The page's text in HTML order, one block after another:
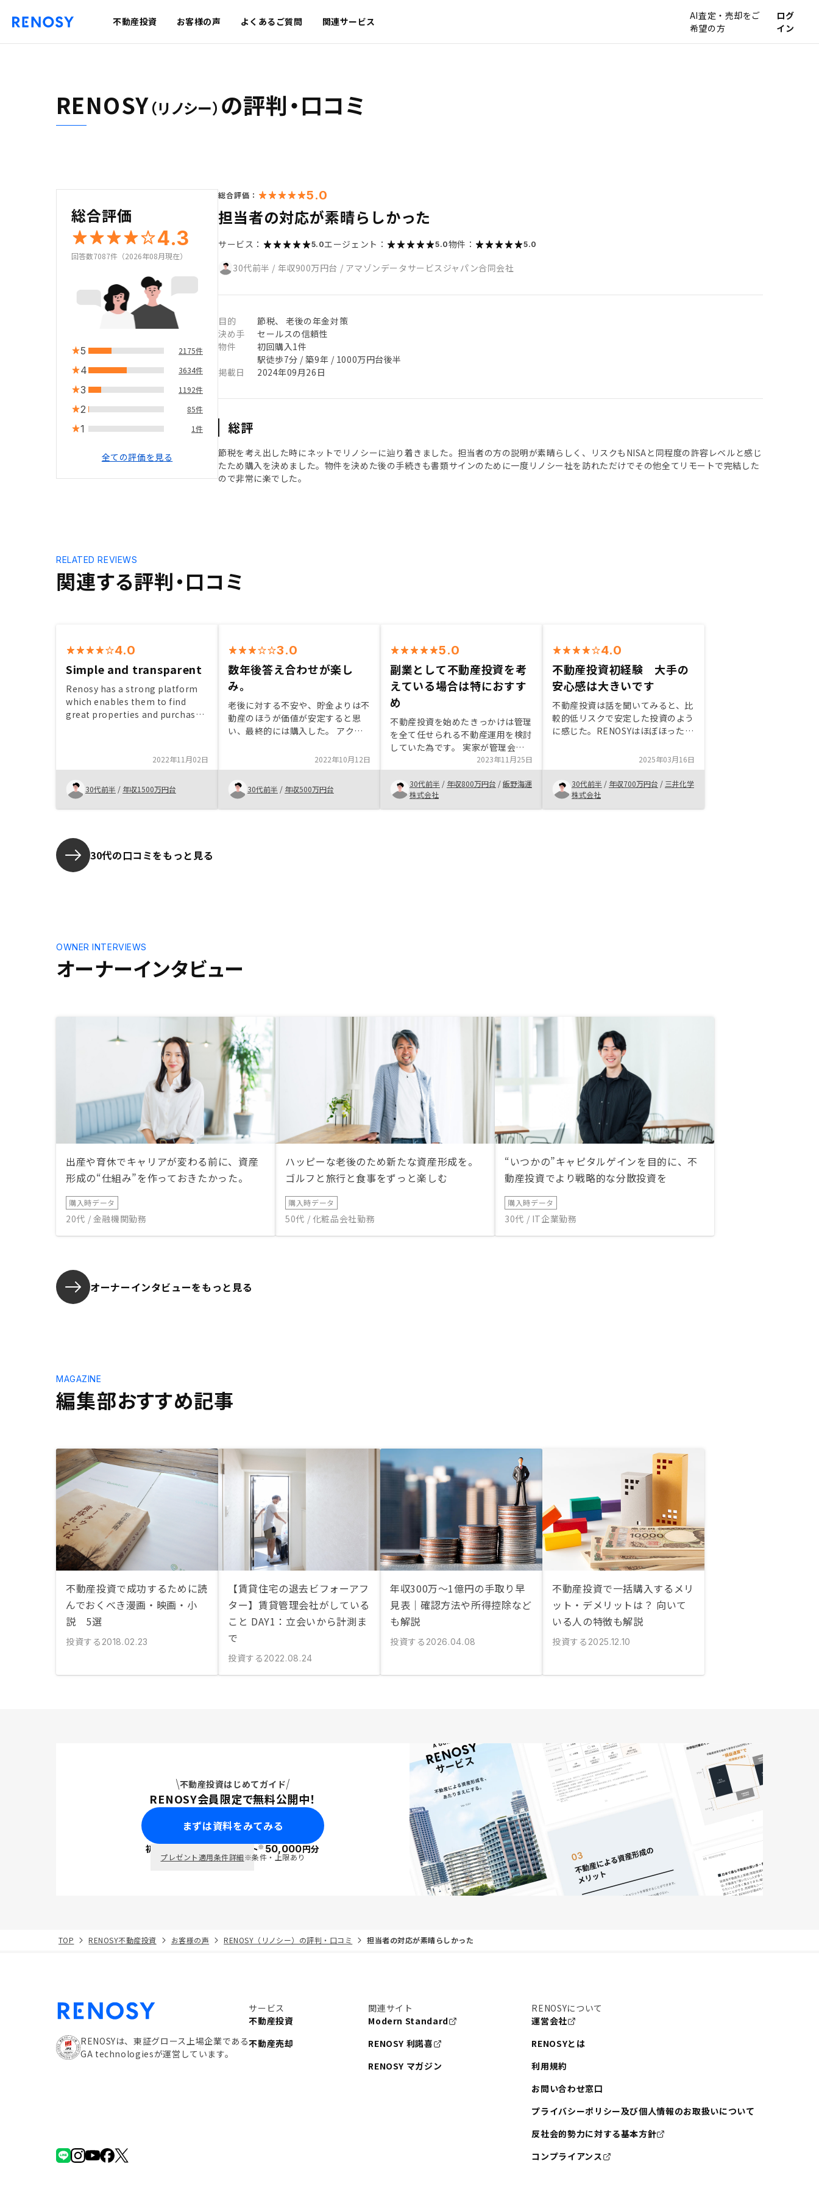
不動産投資 お客様の声 よくあるご質問 関連サービス
AI査定・売却をご
希望の方
ログ
イン
RENOSY（リノシー） の評判・口コミ
総合評価
4.3
回答数7087件（2026年08月現在）
5 2175件
4 3634件
3 1192件
2 85件
1 1件
全ての評価を見る
総合評価： 5.0
担当者の対応が素晴らしかった
サービス： 5.0エージェント： 5.0物件： 5.0
30代前半 / 年収900万円台 / アマゾンデータサービスジャパン合同会社
目的
節税、 老後の年金対策
決め手
セールスの信頼性
物件
初回購入1件
駅徒歩7分 / 築9年 / 1000万円台後半
掲載日
2024年09月26日
総評
節税を考え出した時にネットでリノシーに辿り着きました。担当者の方の説明が素晴らしく、リスクもNISAと同程度の許容レベルと感じ
たため購入を決めました。物件を決めた後の手続きも書類サインのために一度リノシー社を訪れただけでその他全てリモートで完結した
ので非常に楽でした。
関連する評判・口コミ
RELATED REVIEWS
4.0
Simple and transparent
Renosy has a strong platform
which enables them to find
great properties and purchase
2022年11月02日
30代前半 / 年収1500万円台
3.0
数年後答え合わせが楽し
み。
老後に対する不安や、貯金よりは不
動産のほうが価値が安定すると思
い、最終的には購入した。 アクセ
と感じ今回の物件については決めま
した。 営業担当の方のことは信頼
してるが、今回がきっかけで自分で
も色々勉強することができ、トータ
ルで見てもとても良い経験になっ
2022年10月12日
30代前半 / 年収500万円台
5.0
副業として不動産投資を考
えている場合は特におすす
め
不動産投資を始めたきっかけは管理
を全て任せられる不動産運用を検討
していた為です。 実家が管理会社
を通さずに大家業をしており、常日
頃から管理の大変さを感じておりま
した。 従って副業として不動産投
資を考えている場合は特におすすめ
ではないかと思います。
2023年11月25日
30代前半 / 年収800万円台 /飯野海運
株式会社
4.0
不動産投資初経験 大手の
安心感は大きいです
不動産投資は話を聞いてみると、比
較的低リスクで安定した投資のよう
に感じた。RENOSYはほぼほったら
グレードも何種類かから選べるの
で、幅広い人にマッチすると思う。
押し売り感はなかったので、まずは
話を聞いてみるだけでもいいと思
う。他社に比べて、対応が親身とい
2025年03月16日
30代前半 / 年収700万円台 / 三井化学
株式会社
30代の口コミをもっと見る
オーナーインタビュー
OWNER INTERVIEWS
出産や育休でキャリアが変わる前に、資産
形成の“仕組み”を作っておきたかった。
購入時データ
20代 / 金融機関勤務
ハッピーな老後のため新たな資産形成を。
ゴルフと旅行と食事をずっと楽しむ
購入時データ
50代 / 化粧品会社勤務
“いつかの”キャピタルゲインを目的に、不
動産投資でより戦略的な分散投資を
購入時データ
30代 / IT企業勤務
オーナーインタビューをもっと見る
編集部おすすめ記事
MAGAZINE
不動産投資で成功するために読
んでおくべき漫画・映画・小
説 5選
投資する 2018.02.23
【賃貸住宅の退去ビフォーアフ
ター】賃貸管理会社がしている
こと DAY1：立会いから計測ま
で
投資する 2022.08.24
年収300万〜1億円の手取り早
見表｜確認方法や所得控除など
も解説
投資する 2026.04.08
不動産投資で一括購入するメリ
ット・デメリットは？ 向いて
いる人の特徴も解説
投資する 2025.12.10
不動産投資はじめてガイド
RENOSY会員限定で無料公開中！
まずは資料をみてみる
初回面談で ポイント※50,000円分
プレゼント適用条件詳細※条件・上限あり
TOP RENOSY不動産投資 お客様の声 RENOSY（リノシー）の評判・口コミ 担当者の対応が素晴らしかった
RENOSYは、東証グロース上場企業である
GA technologiesが運営しています。
サービス
不動産投資
不動産売却
関連サイト
Modern Standard
RENOSY 利諾喜
RENOSY マガジン
RENOSYについて
運営会社
RENOSYとは
利用規約
お問い合わせ窓口
プライバシーポリシー及び個人情報のお取扱いについて
反社会的勢力に対する基本方針
コンプライアンス